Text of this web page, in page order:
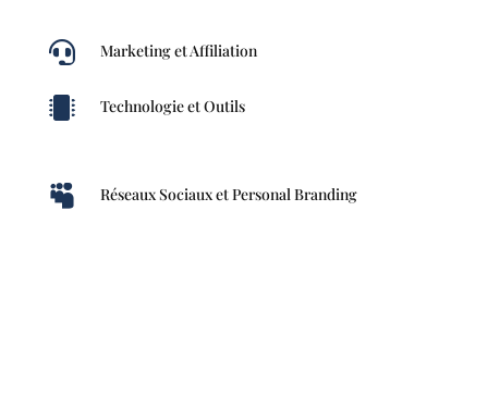
 Marketing et Affiliation
 Technologie et Outils
 Réseaux Sociaux et Personal Branding